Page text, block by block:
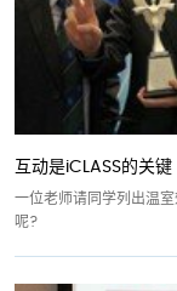
互动是iCLASS的关键
一位老师请同学列出温
呢?